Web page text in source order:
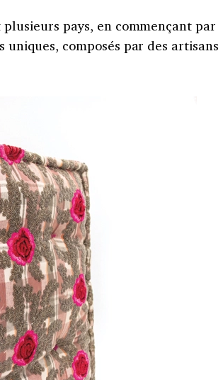
pays, en commençant par
uniques, composés par des artisans